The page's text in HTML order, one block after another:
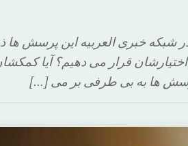
شبکه خبری العربیه این پرسش
اختیارشان قرار می دهیم؟ آیا
پرسش ها به بی طرفی بر می […]